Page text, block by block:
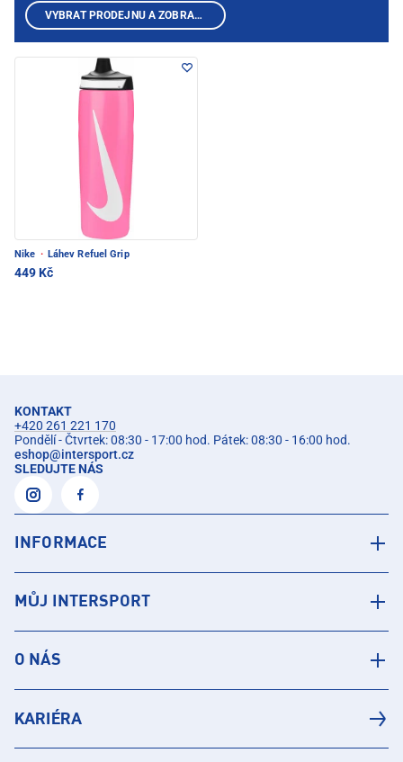
Nike · Láhev Refuel Grip
449 Kč
VYBRAT PRODEJNU A ZOBRAZIT PRODUKTY
KONTAKT
+420 261 221 170
Pondělí - Čtvrtek: 08:30 - 17:00 hod. Pátek: 08:30 - 16:00 hod.
eshop@intersport.cz
SLEDUJTE NÁS
INFORMACE
MŮJ INTERSPORT
O NÁS
KARIÉRA